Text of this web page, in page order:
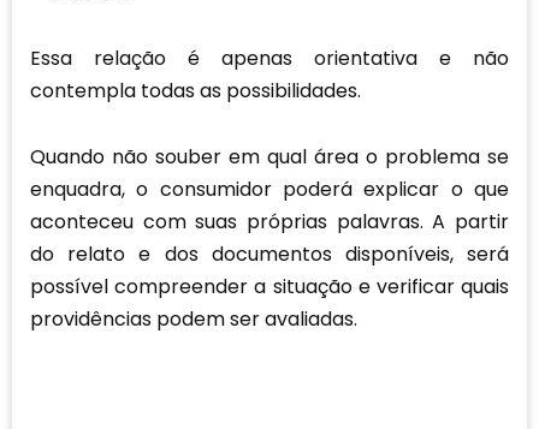
Essa relação é apenas orientativa e não
contempla todas as possibilidades.
Quando não souber em qual área o problema se
enquadra, o consumidor poderá explicar o que
aconteceu com suas próprias palavras. A partir
do relato e dos documentos disponíveis, será
possível compreender a situação e verificar quais
providências podem ser avaliadas.